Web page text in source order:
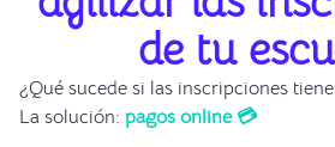
de tu
¿Qué sucede si las inscripciones
La solución: pagos online 💳